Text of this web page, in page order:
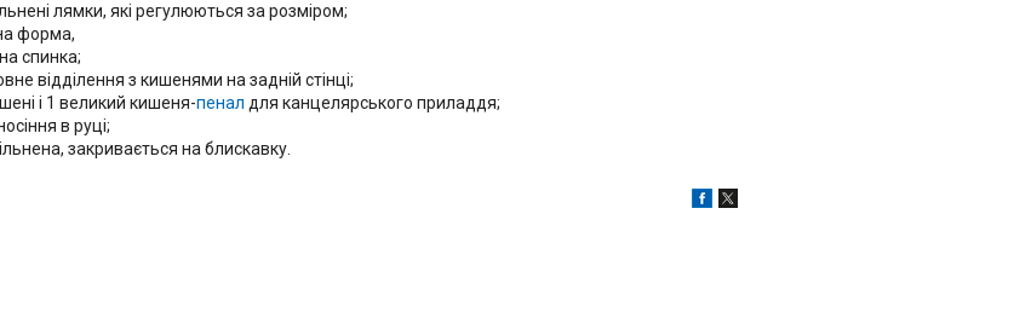
лямки, які регулюються за розміром;
форма,
спинка;
відділення з кишенями на задній стінці;
і 1 великий кишеня-пенал для канцелярського приладдя;
в руці;
закривається на блискавку.